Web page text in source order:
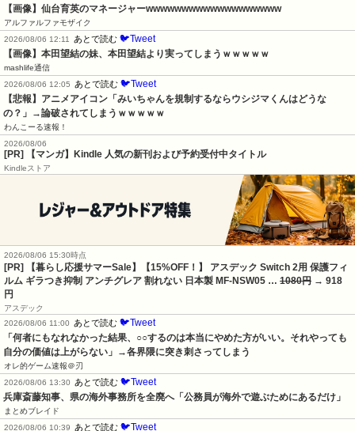
【画像】仙台育英のマネージャーwwwwwwwwwwwwwwwwwww
アルファルファモザイク
2026/08/06 12:11
あとで読む 🐦Tweet
【画像】本田望結の妹、本田望結より実ってしまうｗｗｗｗｗ
mashlife通信
2026/08/06 12:05
あとで読む 🐦Tweet
【悲報】アニメアイコン「みいちゃんを規制するならウシジマくんはどうな
の？」→論破されてしまうｗｗｗｗｗ
わんこーる速報！
2026/08/06
[PR] 【マンガ】Kindle 人気の新刊および予約受付中タイトル
Kindleストア
2026/08/06 15:30時点
[PR] 【暮らし応援サマーSale】【15%OFF！】 アスデック Switch 2用 保護フィ
ルム ギラつき抑制 アンチグレア 割れない 日本製 MF-NSW05 … 1080円 → 918
円
アスデック
2026/08/06 11:00
あとで読む 🐦Tweet
「何者にもなれなかった結果、○○するのは本当にやめた方がいい。それやっても
自分の価値は上がらない」→各界隈に突き刺さってしまう
オレ的ゲーム速報＠刃
2026/08/06 13:30
あとで読む 🐦Tweet
兵庫斎藤知事、県の海外事務所を全廃へ「公務員が海外で遊ぶためにあるだけ」
まとめブレイド
2026/08/06 10:39
あとで読む 🐦Tweet